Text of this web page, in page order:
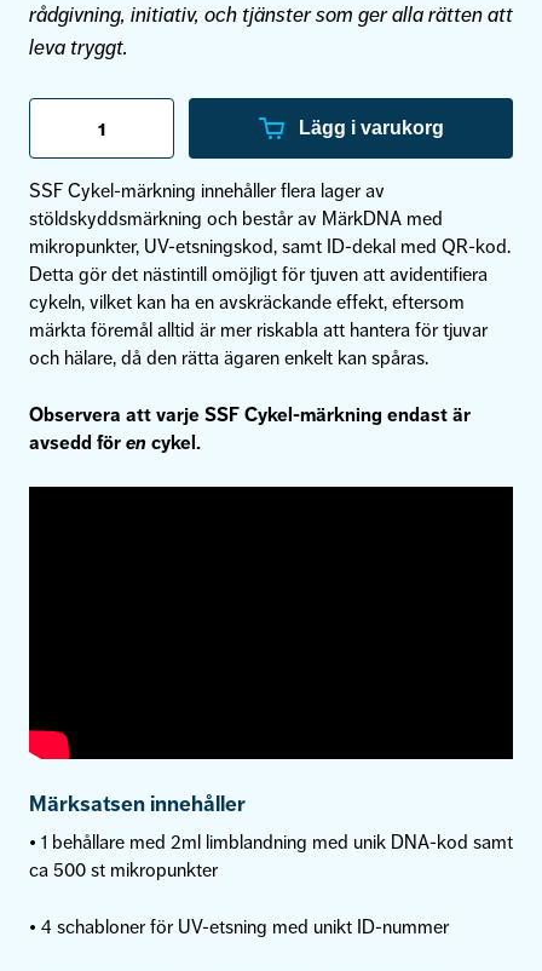
rådgivning, initiativ, och tjänster som ger alla rätten att
leva tryggt.
SSF
mängd
Lägg i varukorg
SSF Cykel-märkning innehåller flera lager av
stöldskyddsmärkning och består av MärkDNA med
mikropunkter, UV-etsningskod, samt ID-dekal med QR-kod.
Detta gör det nästintill omöjligt för tjuven att avidentifiera
cykeln, vilket kan ha en avskräckande effekt, eftersom
märkta föremål alltid är mer riskabla att hantera för tjuvar
och hälare, då den rätta ägaren enkelt kan spåras.
Observera att varje SSF Cykel-märkning endast är
avsedd för en cykel.
Märksatsen innehåller
• 1 behållare med 2ml limblandning med unik DNA-kod samt
ca 500 st mikropunkter
• 4 schabloner för UV-etsning med unikt ID-nummer